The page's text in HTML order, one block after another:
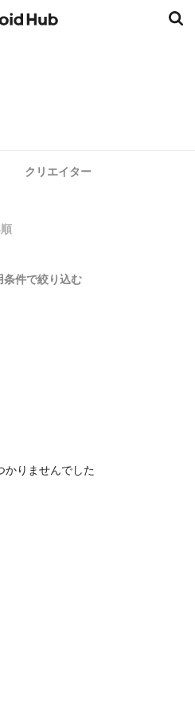
クリエイター
条件で絞り込む
かりませんでした